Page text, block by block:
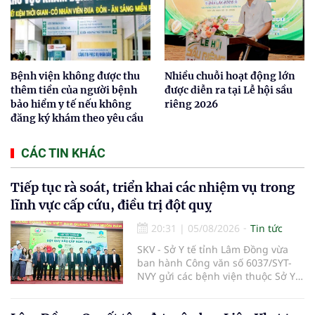
Bệnh viện không được thu
thêm tiền của người bệnh
bảo hiểm y tế nếu không
đăng ký khám theo yêu cầu
Nhiều chuỗi hoạt động lớn
được diễn ra tại Lễ hội sầu
riêng 2026
CÁC TIN KHÁC
Tiếp tục rà soát, triển khai các nhiệm vụ trong
lĩnh vực cấp cứu, điều trị đột quỵ
20:31 | 05/08/2026
Tin tức
SKV - Sở Y tế tỉnh Lâm Đồng vừa
ban hành Công văn số 6037/SYT-
NVY gửi các bệnh viện thuộc Sở Y